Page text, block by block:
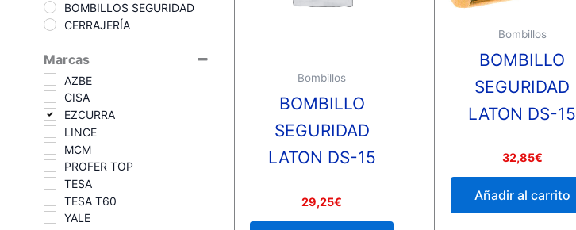
BOMBILLOS SEGURIDAD
CERRAJERÍA
Marcas
AZBE
CISA
EZCURRA
LINCE
MCM
PROFER TOP
TESA
TESA T60
YALE
Bombillos
BOMBILLO
SEGURIDAD
LATON DS-15
Valorado
0
29,25€
Bombillos
BOMBILLO
SEGURIDAD
LATON DS-15
0
32,85€
Añadir al carrito